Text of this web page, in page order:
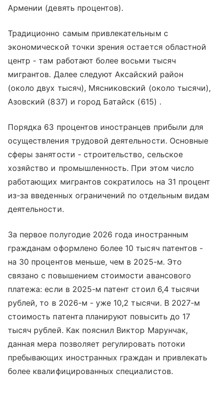
Армении (девять процентов).
Традиционно самым привлекательным с
экономической точки зрения остается областной
центр - там работают более восьми тысяч
мигрантов. Далее следуют Аксайский район
(около двух тысяч), Мясниковский (около тысячи),
Азовский (837) и город Батайск (615) .
Порядка 63 процентов иностранцев прибыли для
осуществления трудовой деятельности. Основные
сферы занятости - строительство, сельское
хозяйство и промышленность. При этом число
работающих мигрантов сократилось на 31 процент
из-за введенных ограничений по отдельным видам
деятельности.
За первое полугодие 2026 года иностранным
гражданам оформлено более 10 тысяч патентов -
на 30 процентов меньше, чем в 2025-м. Это
связано с повышением стоимости авансового
платежа: если в 2025-м патент стоил 6,4 тысячи
рублей, то в 2026-м - уже 10,2 тысячи. В 2027-м
стоимость патента планируют повысить до 17
тысяч рублей. Как пояснил Виктор Марунчак,
данная мера позволяет регулировать потоки
пребывающих иностранных граждан и привлекать
более квалифицированных специалистов.